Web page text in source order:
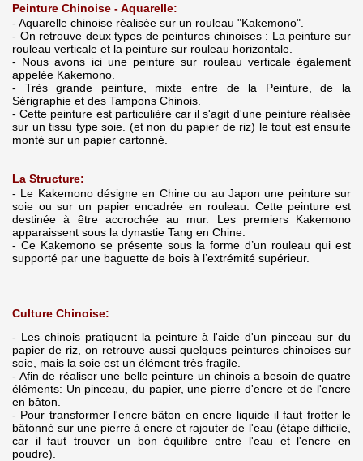
Peinture Chinoise - Aquarelle:
- Aquarelle chinoise réalisée sur un rouleau "Kakemono".
- On retrouve deux types de peintures chinoises : La peinture sur
rouleau verticale et la peinture sur rouleau horizontale.
- Nous avons ici une peinture sur rouleau verticale également
appelée Kakemono.
- Très grande peinture, mixte entre de la Peinture, de la
Sérigraphie et des Tampons Chinois.
- Cette peinture est particulière car il s'agit d'une peinture réalisée
sur un tissu type soie. (et non du papier de riz) le tout est ensuite
monté sur un papier cartonné.
La Structure:
- Le Kakemono désigne en Chine ou au Japon une peinture sur
soie ou sur un papier encadrée en rouleau. Cette peinture est
destinée à être accrochée au mur. Les premiers Kakemono
apparaissent sous la dynastie Tang en Chine.
- Ce Kakemono se présente sous la forme d’un rouleau qui est
supporté par une baguette de bois à l’extrémité supérieur.
Culture Chinoise:
- Les chinois pratiquent la peinture à l'aide d'un pinceau sur du
papier de riz, on retrouve aussi quelques peintures chinoises sur
soie, mais la soie est un élément très fragile.
- Afin de réaliser une belle peinture un chinois a besoin de quatre
éléments: Un pinceau, du papier, une pierre d'encre et de l'encre
en bâton.
- Pour transformer l'encre bâton en encre liquide il faut frotter le
bâtonné sur une pierre à encre et rajouter de l'eau (étape difficile,
car il faut trouver un bon équilibre entre l'eau et l'encre en
poudre).